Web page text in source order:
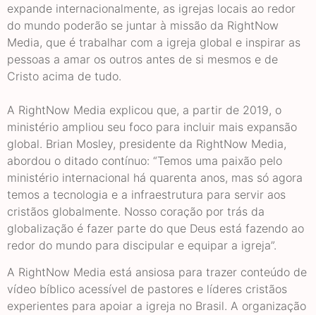
expande internacionalmente, as igrejas locais ao redor
do mundo poderão se juntar à missão da RightNow
Media, que é trabalhar com a igreja global e inspirar as
pessoas a amar os outros antes de si mesmos e de
Cristo acima de tudo.
A RightNow Media explicou que, a partir de 2019, o
ministério ampliou seu foco para incluir mais expansão
global. Brian Mosley, presidente da RightNow Media,
abordou o ditado contínuo: “Temos uma paixão pelo
ministério internacional há quarenta anos, mas só agora
temos a tecnologia e a infraestrutura para servir aos
cristãos globalmente. Nosso coração por trás da
globalização é fazer parte do que Deus está fazendo ao
redor do mundo para discipular e equipar a igreja”.
A RightNow Media está ansiosa para trazer conteúdo de
vídeo bíblico acessível de pastores e líderes cristãos
experientes para apoiar a igreja no Brasil. A organização